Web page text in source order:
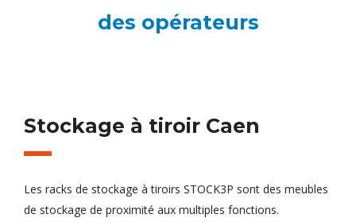
des opérateurs
Stockage à tiroir Caen
Les racks de stockage à tiroirs STOCK3P sont des meubles
de stockage de proximité aux multiples fonctions.